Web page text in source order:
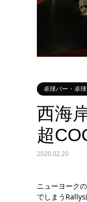
卓球バー・卓
西海
超
2020.02.20
ニューヨーク
でしまう